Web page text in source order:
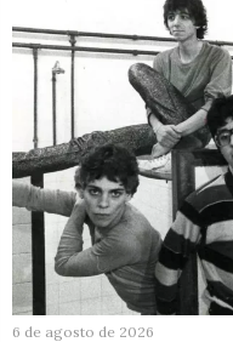
6 de agosto de 2026